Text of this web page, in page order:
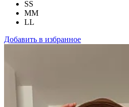
SS
MM
LL
Добавить в избранное